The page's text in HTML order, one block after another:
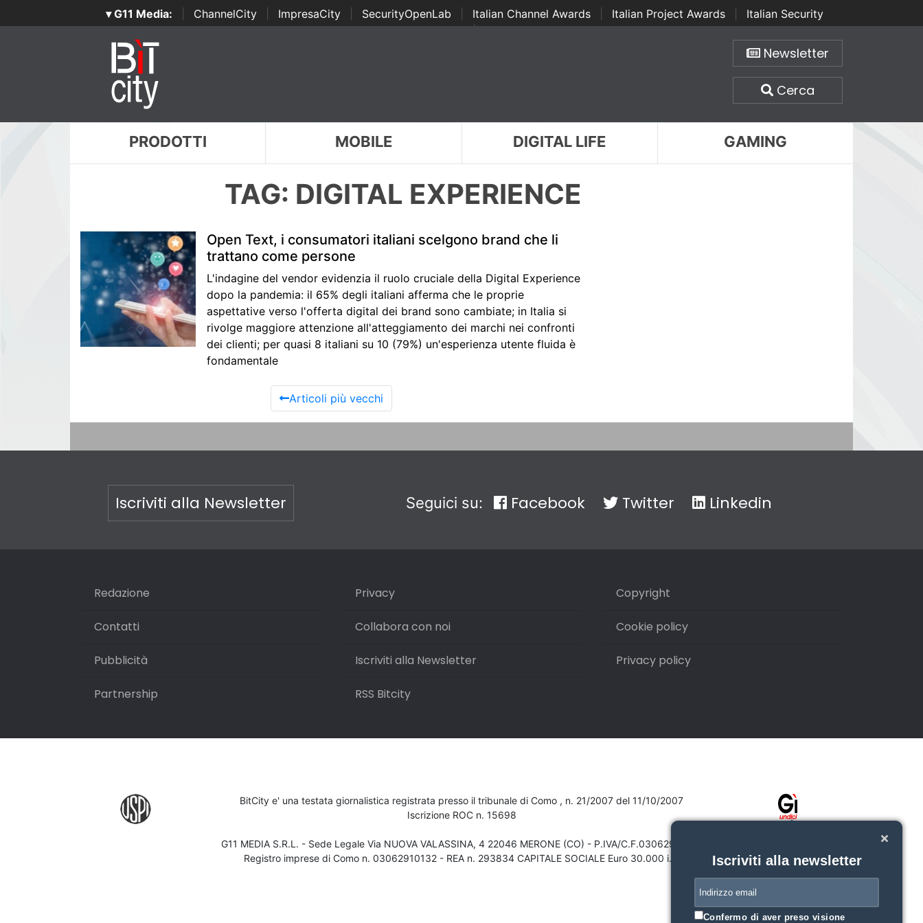
▾ G11 Media: ChannelCity ImpresaCity SecurityOpenLab Italian Channel Awards Italian Project Awards
Italian Security
Awards | ...
Newsletter
Cerca
PRODOTTI MOBILE DIGITAL LIFE GAMING
TAG: DIGITAL EXPERIENCE
Open Text, i consumatori italiani scelgono brand che li
trattano come persone
L'indagine del vendor evidenzia il ruolo cruciale della Digital Experience
dopo la pandemia: il 65% degli italiani afferma che le proprie
aspettative verso l'offerta digital dei brand sono cambiate; in Italia si
rivolge maggiore attenzione all'atteggiamento dei marchi nei confronti
dei clienti; per quasi 8 italiani su 10 (79%) un'esperienza utente fluida è
fondamentale
Articoli più vecchi
Iscriviti alla Newsletter Seguici su: Facebook Twitter Linkedin
Redazione
Contatti
Pubblicità
Partnership
Privacy
Collabora con noi
Iscriviti alla Newsletter
RSS Bitcity
Copyright
Cookie policy
Privacy policy
BitCity e' una testata giornalistica registrata presso il tribunale di Como , n. 21/2007 del 11/10/2007
Iscrizione ROC n. 15698
G11 MEDIA S.R.L. - Sede Legale Via NUOVA VALASSINA, 4 22046 MERONE (CO) - P.IVA/C.F.03062910132
Registro imprese di Como n. 03062910132 - REA n. 293834 CAPITALE SOCIALE Euro 30.000 i.v.
Iscriviti alla newsletter
Confermo di aver preso visione